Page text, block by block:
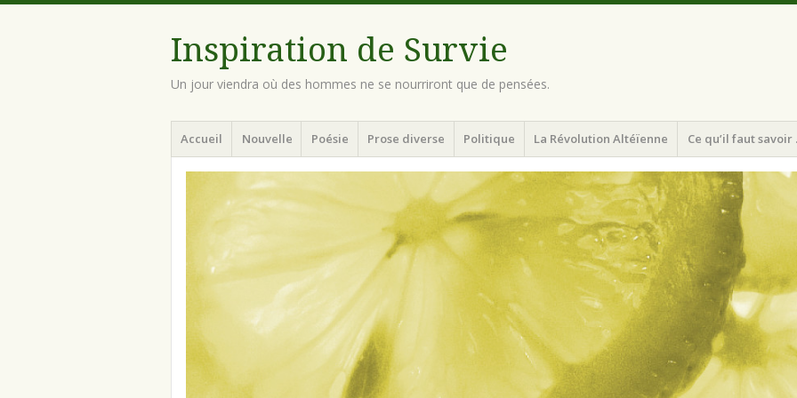
Inspiration de Survie
Un jour viendra où des hommes ne se nourriront que de pensées.
Menu
Aller
au
contenu
principal
Accueil Nouvelle Poésie Prose diverse Politique La Révolution Altéïenne Ce qu’il faut savoir